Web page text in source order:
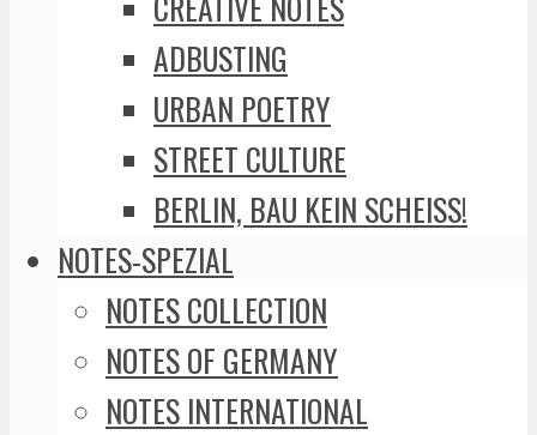
ADBUSTING
URBAN POETRY
STREET CULTURE
BERLIN, BAU KEIN SCHEISS!
NOTES-SPEZIAL
NOTES COLLECTION
NOTES OF GERMANY
NOTES INTERNATIONAL